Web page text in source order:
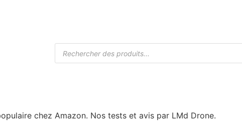
chez Amazon. Nos tests et avis par LMd Drone.